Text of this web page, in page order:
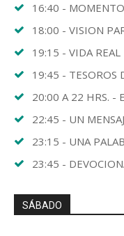
16:40 -
18:00 - VISION
19:15 - VIDA REAL
19:45 - TESOROS
20:00 A 22 HRS. -
22:45 - UN
23:15 - UNA
23:45 -
SÁBADO